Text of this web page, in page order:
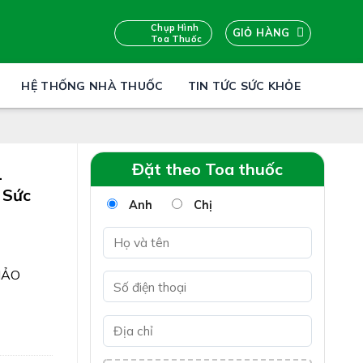
Chụp Hình
Toa Thuốc
GIỎ HÀNG
HỆ THỐNG NHÀ THUỐC TIN TỨC SỨC KHỎE
Đặt theo Toa thuốc
Anh Chị